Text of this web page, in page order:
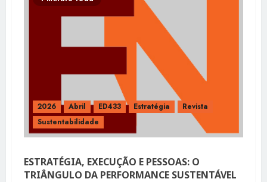
2026 Abril ED433 Estratégia
Revista
Sustentabilidade
ESTRATÉGIA, EXECUÇÃO E PESSOAS: O
TRIÂNGULO DA PERFORMANCE SUSTENTÁVEL